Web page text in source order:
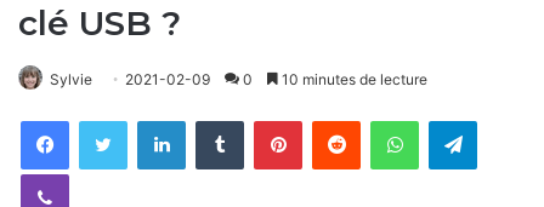
clé USB ?
Sylvie 2021-02-09 0 10 minutes de lecture